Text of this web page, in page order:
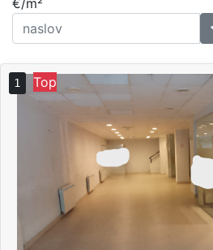
€/m²
1 Top